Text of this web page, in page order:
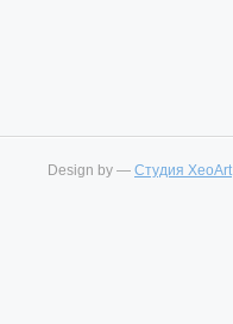
Design by — Студия XeoArt